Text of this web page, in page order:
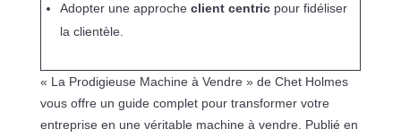
Adopter une approche client centricpour fidéliser
la clientèle.
« La Prodigieuse Machine à Vendre » de Chet Holmes
vous offre un guide complet pour transformer votre
entreprise en une véritable machine à vendre. Publié en